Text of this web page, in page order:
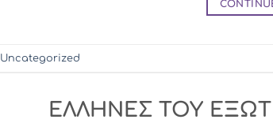
Uncategorized
ΕΛΛΗΝΕΣ ΤΟΥ